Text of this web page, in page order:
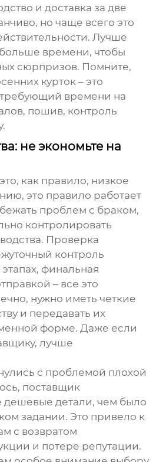
и доставка за две
но чаще всего это
Лучше
времени, чтобы
сюрпризов. Помните,
курток – это
времени на
пошив, контроль
не экономьте на
как правило, низкое
это правило работает
проблем с браком,
контролировать
Проверка
контроль
финальная
– все это
нужно иметь четкие
и передавать их
форме. Даже если
лучше
с проблемой плохой
поставщик
дешевые детали, чем было
задании. Это привело к
с возвратом
и потере репутации.